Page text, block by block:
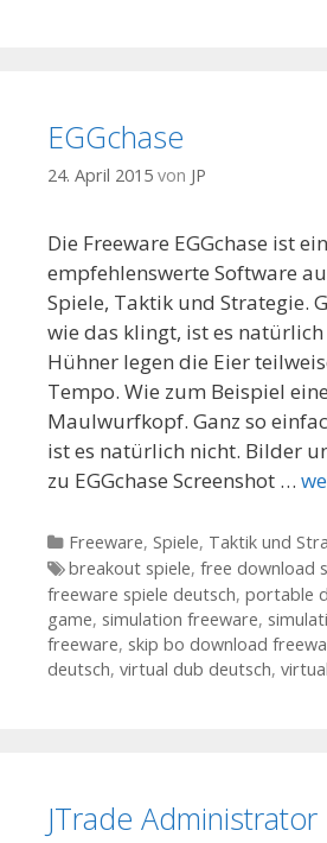
EGGchase
24. April 2015 von JP
Die Freeware EGGchase ist
empfehlenswerte Software
Spiele, Taktik und Strategie.
wie das klingt, ist es natürlich
Hühner legen die Eier
Tempo. Wie zum Beispiel
Maulwurfkopf. Ganz so
ist es natürlich nicht. Bilder
zu EGGchase Screenshot …
Kategorien
Freeware, Spiele, Taktik und
Tags
breakout spiele, free download
freeware spiele deutsch, portable
game, simulation freeware,
freeware, skip bo download
deutsch, virtual dub deutsch,
JTrade Administrator